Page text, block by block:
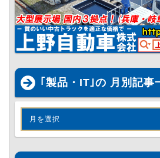
｢製品・IT｣の 月別記事
月を選択